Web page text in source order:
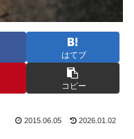
はてブ
コピー
2015.06.05 2026.01.02